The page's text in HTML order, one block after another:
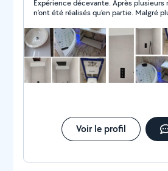
bientôt??
Expérience décevante. Après plusieurs
n’ont été réalisés qu’en partie. Malgré
différents imprévus, puis a fini par ne
messages. J’avais avancé de l’argent pour le matériel et il me
reste encore 40 € que je n’ai jamais
le travail réalisé était correct, mais le
fiabilité et de communication ne me
recommander cette personne.
Voir le profil